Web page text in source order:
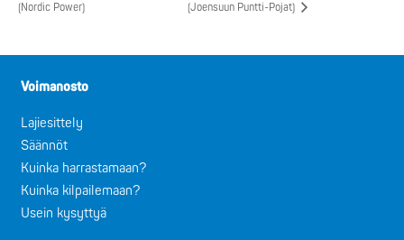
(Nordic Power)
(Joensuun Puntti-Pojat)
Voimanosto
Lajiesittely
Säännöt
Kuinka harrastamaan?
Kuinka kilpailemaan?
Usein kysyttyä